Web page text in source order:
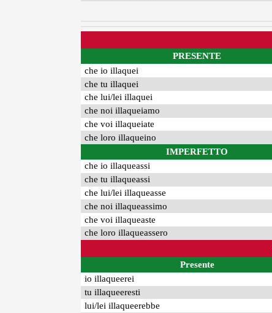
PRESENTE
che io illaquei
che tu illaquei
che lui/lei illaquei
che noi illaqueiamo
che voi illaqueiate
che loro illaqueino
IMPERFETTO
che io illaqueassi
che tu illaqueassi
che lui/lei illaqueasse
che noi illaqueassimo
che voi illaqueaste
che loro illaqueassero
Presente
io illaqueerei
tu illaqueeresti
lui/lei illaqueerebbe